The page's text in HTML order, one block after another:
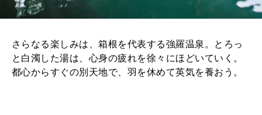
さらなる楽しみは、箱根を代表する強羅温泉。とろっ
と白濁した湯は、心身の疲れを徐々にほどいていく。
都心からすぐの別天地で、羽を休めて英気を養おう。